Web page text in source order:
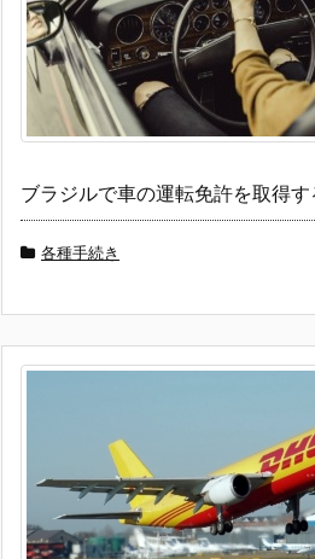
ブラジルで車の運転免許を取得
各種手続き